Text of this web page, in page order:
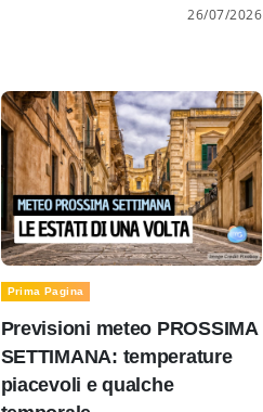
26/07/2026
Prima Pagina
Previsioni meteo PROSSIMA
SETTIMANA: temperature
piacevoli e qualche